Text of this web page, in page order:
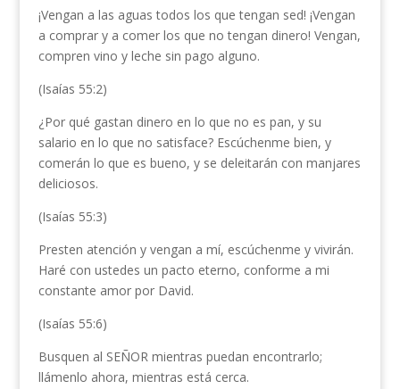
¡Vengan a las aguas todos los que tengan sed! ¡Vengan
a comprar y a comer los que no tengan dinero! Vengan,
compren vino y leche sin pago alguno.
(Isaías 55:2)
¿Por qué gastan dinero en lo que no es pan, y su
salario en lo que no satisface? Escúchenme bien, y
comerán lo que es bueno, y se deleitarán con manjares
deliciosos.
(Isaías 55:3)
Presten atención y vengan a mí, escúchenme y vivirán.
Haré con ustedes un pacto eterno, conforme a mi
constante amor por David.
(Isaías 55:6)
Busquen al SEÑOR mientras puedan encontrarlo;
llámenlo ahora, mientras está cerca.